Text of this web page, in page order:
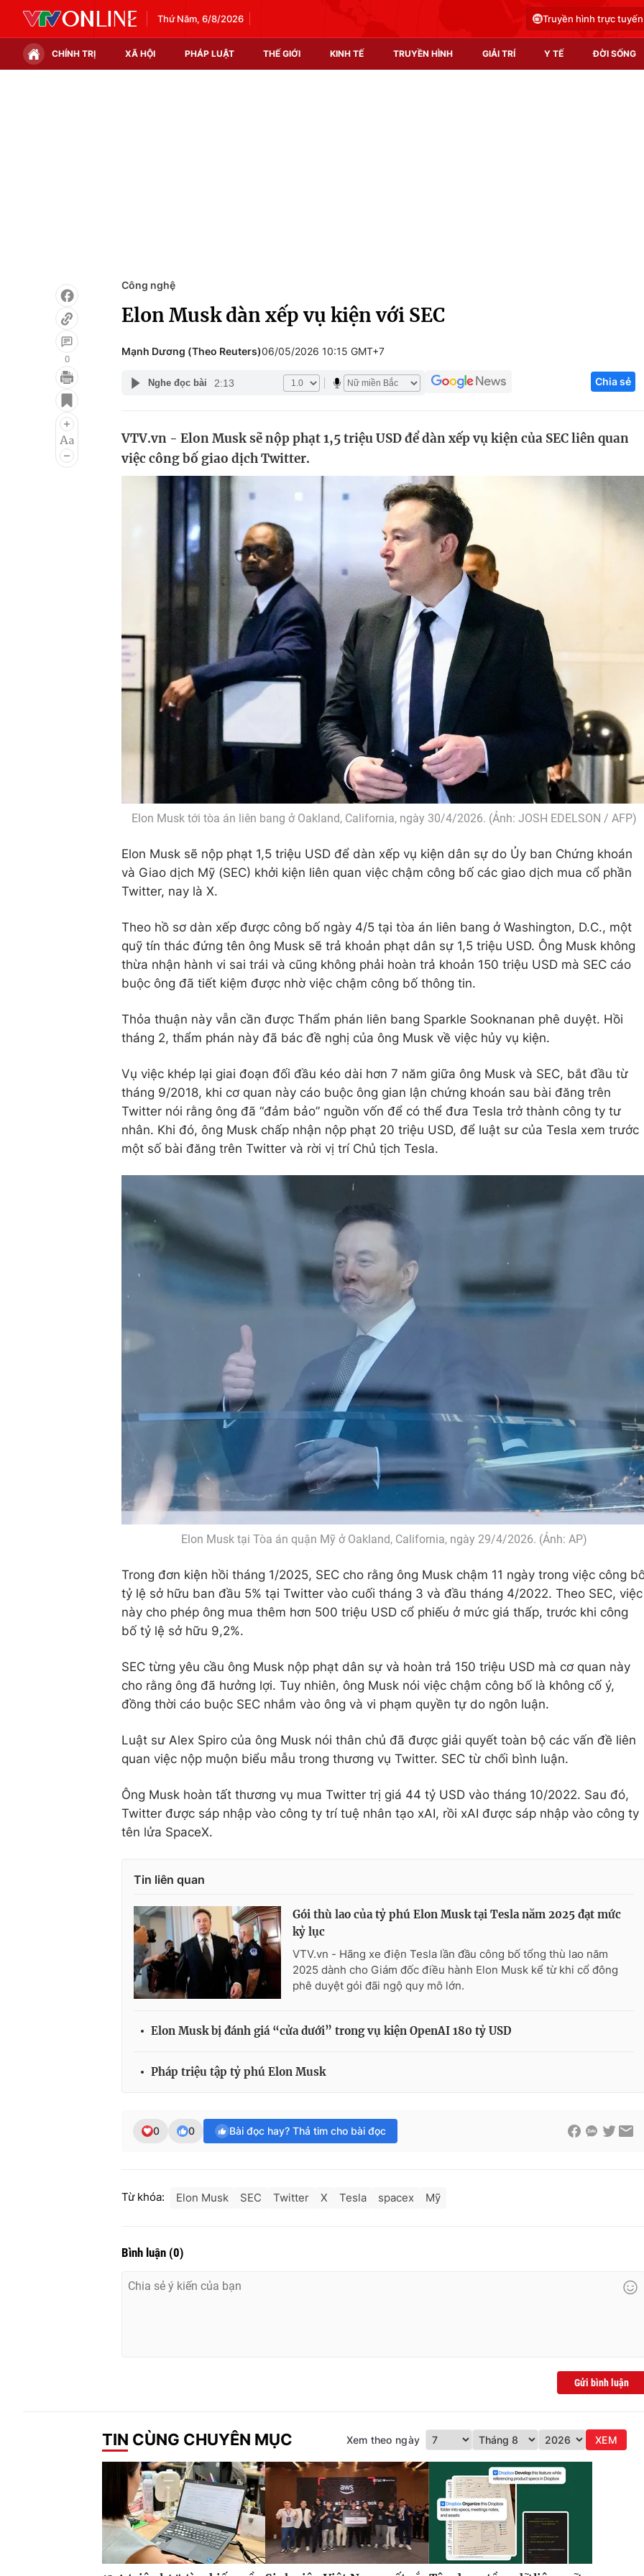
Thứ Năm, 6/8/2026 Truyền hình trực tuyến
CHÍNH TRỊ XÃ HỘI PHÁP LUẬT THẾ GIỚI KINH TẾ TRUYỀN HÌNH GIẢI TRÍ Y TẾ ĐỜI SỐNG
Điện ảnh
Âm nhạc
Làm đẹp
Chất lượng cuộc sống
Giáo dục
Học trực tuyến
Công nghệ
Sản phẩm
Thị trường
0
Công nghệ
Elon Musk dàn xếp vụ kiện với SEC
Mạnh Dương (Theo Reuters)06/05/2026 10:15 GMT+7
Nghe đọc bài 2:13 Chia sẻ
VTV.vn - Elon Musk sẽ nộp phạt 1,5 triệu USD để dàn xếp vụ kiện của SEC liên quan
việc công bố giao dịch Twitter.
Elon Musk tới tòa án liên bang ở Oakland, California, ngày 30/4/2026. (Ảnh: JOSH EDELSON / AFP)
Elon Musk sẽ nộp phạt 1,5 triệu USD để dàn xếp vụ kiện dân sự do Ủy ban Chứng khoán
và Giao dịch Mỹ (SEC) khởi kiện liên quan việc chậm công bố các giao dịch mua cổ phần
Twitter, nay là X.
Theo hồ sơ dàn xếp được công bố ngày 4/5 tại tòa án liên bang ở Washington, D.C., một
quỹ tín thác đứng tên ông Musk sẽ trả khoản phạt dân sự 1,5 triệu USD. Ông Musk không
thừa nhận hành vi sai trái và cũng không phải hoàn trả khoản 150 triệu USD mà SEC cáo
buộc ông đã tiết kiệm được nhờ việc chậm công bố thông tin.
Thỏa thuận này vẫn cần được Thẩm phán liên bang Sparkle Sooknanan phê duyệt. Hồi
tháng 2, thẩm phán này đã bác đề nghị của ông Musk về việc hủy vụ kiện.
Vụ việc khép lại giai đoạn đối đầu kéo dài hơn 7 năm giữa ông Musk và SEC, bắt đầu từ
tháng 9/2018, khi cơ quan này cáo buộc ông gian lận chứng khoán sau bài đăng trên
Twitter nói rằng ông đã “đảm bảo” nguồn vốn để có thể đưa Tesla trở thành công ty tư
nhân. Khi đó, ông Musk chấp nhận nộp phạt 20 triệu USD, để luật sư của Tesla xem trước
một số bài đăng trên Twitter và rời vị trí Chủ tịch Tesla.
Elon Musk tại Tòa án quận Mỹ ở Oakland, California, ngày 29/4/2026. (Ảnh: AP)
Trong đơn kiện hồi tháng 1/2025, SEC cho rằng ông Musk chậm 11 ngày trong việc công
tỷ lệ sở hữu ban đầu 5% tại Twitter vào cuối tháng 3 và đầu tháng 4/2022. Theo SEC, việc
này cho phép ông mua thêm hơn 500 triệu USD cổ phiếu ở mức giá thấp, trước khi công
bố tỷ lệ sở hữu 9,2%.
SEC từng yêu cầu ông Musk nộp phạt dân sự và hoàn trả 150 triệu USD mà cơ quan này
cho rằng ông đã hưởng lợi. Tuy nhiên, ông Musk nói việc chậm công bố là không cố ý,
đồng thời cáo buộc SEC nhắm vào ông và vi phạm quyền tự do ngôn luận.
Luật sư Alex Spiro của ông Musk nói thân chủ đã được giải quyết toàn bộ các vấn đề liên
quan việc nộp muộn biểu mẫu trong thương vụ Twitter. SEC từ chối bình luận.
Ông Musk hoàn tất thương vụ mua Twitter trị giá 44 tỷ USD vào tháng 10/2022. Sau đó,
Twitter được sáp nhập vào công ty trí tuệ nhân tạo xAI, rồi xAI được sáp nhập vào công ty
tên lửa SpaceX.
Tin liên quan
Gói thù lao của tỷ phú Elon Musk tại Tesla năm 2025 đạt mức
kỷ lục
VTV.vn - Hãng xe điện Tesla lần đầu công bố tổng thù lao năm
2025 dành cho Giám đốc điều hành Elon Musk kể từ khi cổ đông
phê duyệt gói đãi ngộ quy mô lớn.
Elon Musk bị đánh giá “cửa dưới” trong vụ kiện OpenAI 180 tỷ USD
Pháp triệu tập tỷ phú Elon Musk
0 0 Bài đọc hay? Thả tim cho bài đọc
Từ khóa: Elon Musk SEC Twitter X Tesla spacex Mỹ
Bình luận (0)
Gửi bình luận
TIN CÙNG CHUYÊN MỤC Xem theo ngày XEM